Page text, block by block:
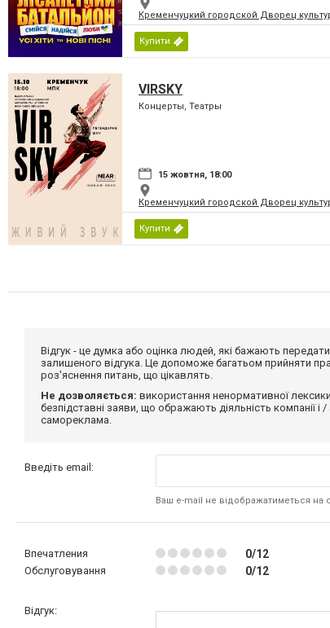
Кременчуцкий городской Дворец
Купити
VIRSKY
Концерты, Театры
15 жовтня, 18:00
Кременчуцкий городской Дворец
Купити
Відгук - це думка або оцінка людей, які бажають
залишеного відгука. Це допоможе багатьом прийняти
роз'яснення питань, що цікавлять.
Не дозволяється: використання ненормативної
безпідставні заяви, що ображають діяльність компанії
самореклама.
Введіть email:
Ваш e-mail не відображатиметься на
Впечатления 0/12
Обслуговування 0/12
Відгук: